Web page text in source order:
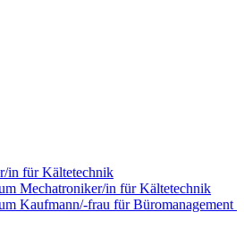
in für Kältetechnik
Mechatroniker/in für Kältetechnik
Kaufmann/-frau für Büromanagement